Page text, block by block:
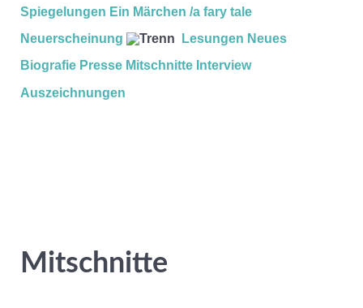
Spiegelungen Ein Märchen /a fary tale
Neuerscheinung
Lesungen Neues
Biografie Presse Mitschnitte Interview
Auszeichnungen
Mitschnitte